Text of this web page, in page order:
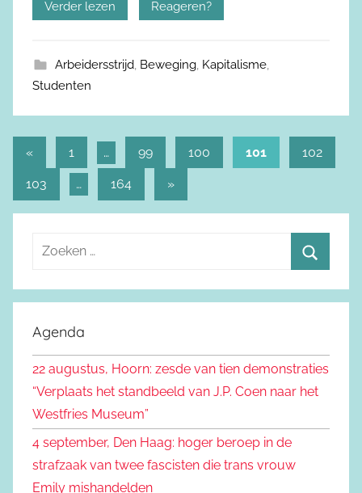
Verder lezen Reageren?
Arbeidersstrijd, Beweging, Kapitalisme,
Studenten
Berichtnavigatie
« Vorige
berichten
1 … 99 100 101 102
103 … 164
Volgende
»
e
e
n
r
:
o
e
n
Agenda
22 augustus, Hoorn: zesde van tien demonstraties
“Verplaats het standbeeld van J.P. Coen naar het
Westfries Museum”
4 september, Den Haag: hoger beroep in de
strafzaak van twee fascisten die trans vrouw
Emily mishandelden